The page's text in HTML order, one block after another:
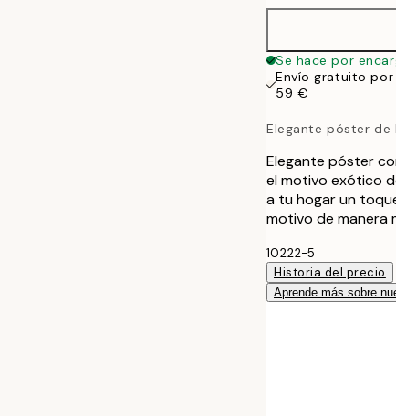
Se hace por
Envío gratuito
59 €
Elegante póster de
Elegante póster
el motivo exótico
a tu hogar un
motivo de manera
10222-5
Historia del precio
Aprende más sobre